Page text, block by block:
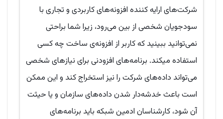
شرکت‌های ارایه کننده افزونه‌های کاربردی و تجاری با
سودجویان شخصی از بین می‌رود، زیرا شما براحتی
نمی‌توانید ببینید که کاربر از افزونه‌ی ساخت چه کسی
استفاده میکند. برنامه‌های افزودنی برای نیازهای شخصی
می‌تواند داده‌های شرکت را نیز استخراج کند و این ممکن
است باعث خدشه‌دار شدن داده‌های سازمان و یا حیثت
آن شود، کارشناسان ادمین شبکه باید برنامه‌های